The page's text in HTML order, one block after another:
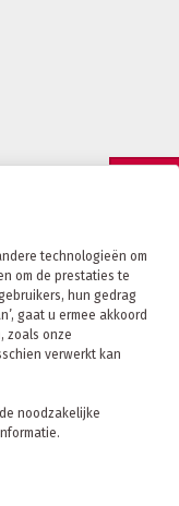
technologieën om
om de prestaties te
hun gedrag
gaat u ermee akkoord
zoals onze
verwerkt kan
noodzakelijke
CONTACT
Fritom Group